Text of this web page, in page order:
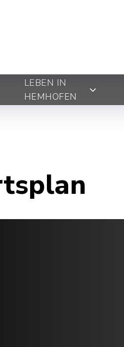
LEBEN IN
HEMHOFEN